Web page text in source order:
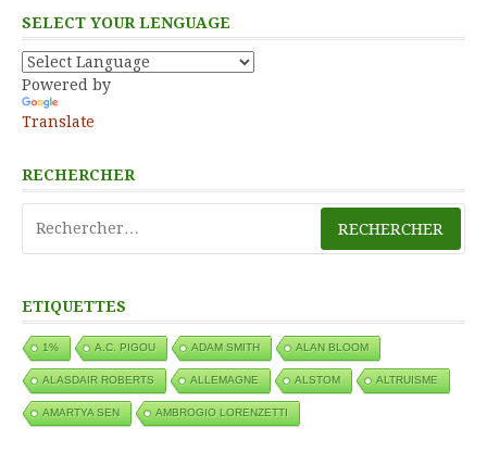
publications
SELECT YOUR LENGUAGE
Powered by
Translate
RECHERCHER
ETIQUETTES
1% A.C. PIGOU ADAM SMITH ALAN BLOOM
ALASDAIR ROBERTS ALLEMAGNE ALSTOM ALTRUISME
AMARTYA SEN AMBROGIO LORENZETTI